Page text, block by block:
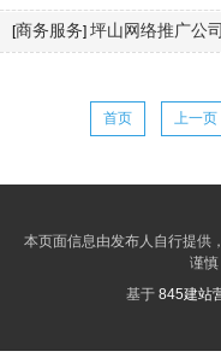
[商务服务] 坪山网络推广公
首页 上一页
本页面信息由发布人自行提供
谨慎
基于 845建站